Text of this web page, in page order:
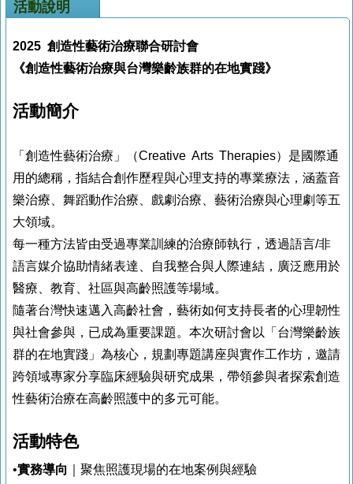
活動說明
2025 創造性藝術治療聯合研討會
《創造性藝術治療與台灣樂齡族群的在地實踐》
活動簡介
「創造性藝術治療」（Creative Arts Therapies）是國際通
用的總稱，指結合創作歷程與心理支持的專業療法，涵蓋音
樂治療、舞蹈動作治療、戲劇治療、藝術治療與心理劇等五
大領域。
每一種方法皆由受過專業訓練的治療師執行，透過語言/非
語言媒介協助情緒表達、自我整合與人際連結，廣泛應用於
醫療、教育、社區與高齡照護等場域。
隨著台灣快速邁入高齡社會，藝術如何支持長者的心理韌性
與社會參與，已成為重要課題。本次研討會以「台灣樂齡族
群的在地實踐」為核心，規劃專題講座與實作工作坊，邀請
跨領域專家分享臨床經驗與研究成果，帶領參與者探索創造
性藝術治療在高齡照護中的多元可能。
活動特色
•實務導向
｜聚焦照護現場的在地案例與經驗